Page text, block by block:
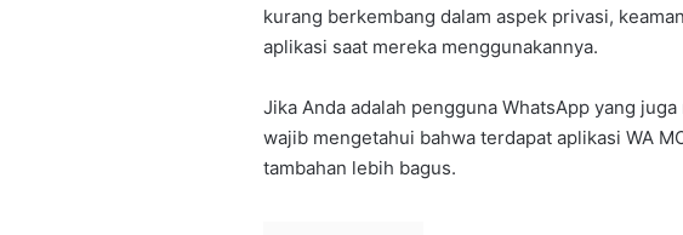
kurang berkembang dalam aspek privasi,
aplikasi saat mereka menggunakannya.
Jika Anda adalah pengguna WhatsApp yang
wajib mengetahui bahwa terdapat aplikasi WA
tambahan lebih bagus.